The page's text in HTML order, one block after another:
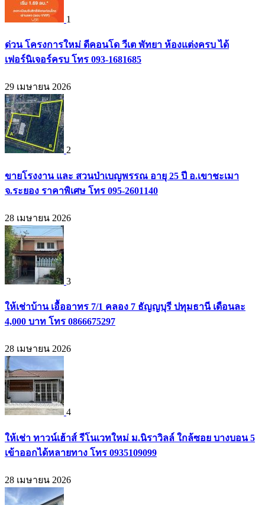
1
ด่วน โครงการใหม่ ดีคอนโด วีเต พัทยา ห้องแต่งครบ ได้
เฟอร์นิเจอร์ครบ โทร 093-1681685
29 เมษายน 2026
2
ขายโรงงาน และ สวนป่าเบญพรรณ อายุ 25 ปี อ.เขาชะเมา
จ.ระยอง ราคาพิเศษ โทร 095-2601140
28 เมษายน 2026
3
ให้เช่าบ้าน เอื้ออาทร 7/1 คลอง 7 ธัญญบุรี ปทุมธานี เดือนละ
4,000 บาท โทร 0866675297
28 เมษายน 2026
4
ให้เช่า ทาวน์เฮ้าส์ รีโนเวทใหม่ ม.นิราวิลล์ ใกล้ซอย บางบอน 5
เข้าออกได้หลายทาง โทร 0935109099
28 เมษายน 2026